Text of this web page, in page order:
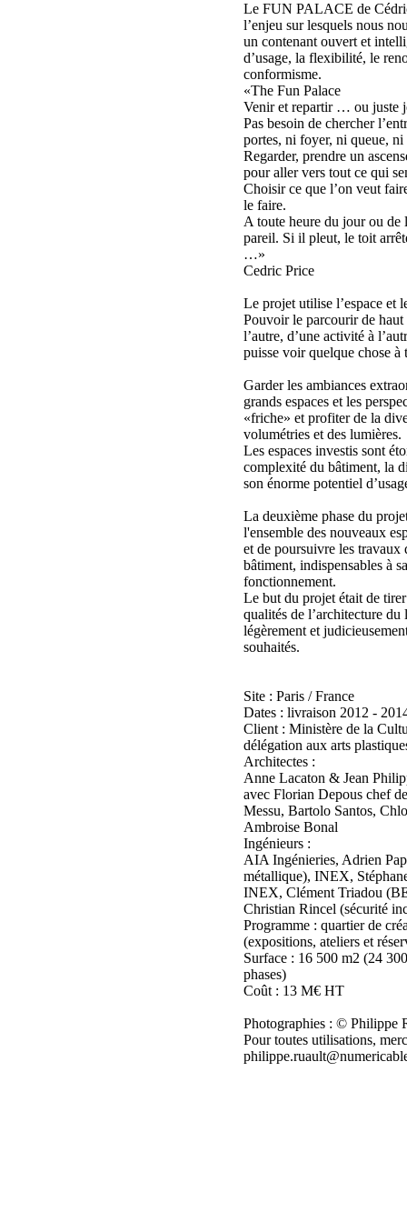
Le FUN PALACE de
l’enjeu sur lesquels nous
un contenant ouvert et
d’usage, la flexibilité, le
conformisme.
«The Fun Palace
Venir et repartir … ou juste
Pas besoin de chercher
portes, ni foyer, ni queue,
Regarder, prendre un
pour aller vers tout ce qui
Choisir ce que l’on veut
le faire.
A toute heure du jour ou de
pareil. Si il pleut, le toit
…»
Cedric Price
Le projet utilise l’espace et
Pouvoir le parcourir de haut
l’autre, d’une activité à
puisse voir quelque chose à
Garder les ambiances
grands espaces et les
«friche» et profiter de la
volumétries et des lumières.
Les espaces investis sont
complexité du bâtiment, la
son énorme potentiel
La deuxième phase du
l'ensemble des nouveaux
et de poursuivre les
bâtiment, indispensables à
fonctionnement.
Le but du projet était de
qualités de l’architecture
légèrement et
souhaités.
Site : Paris / France
Dates : livraison 2012 -
Client : Ministère de la
délégation aux arts
Architectes :
Anne Lacaton & Jean
avec Florian Depous chef
Messu, Bartolo Santos,
Ambroise Bonal
Ingénieurs :
AIA Ingénieries, Adrien
métallique), INEX,
INEX, Clément Triadou
Christian Rincel (sécurité
Programme : quartier de
(expositions, ateliers et
Surface : 16 500 m2 (24
phases)
Coût : 13 M€ HT
Photographies : © Philippe
Pour toutes utilisations,